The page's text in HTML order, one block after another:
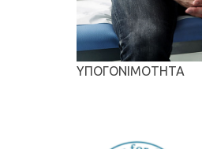
ΥΠΟΓΟΝΙΜΟΤΗΤΑ